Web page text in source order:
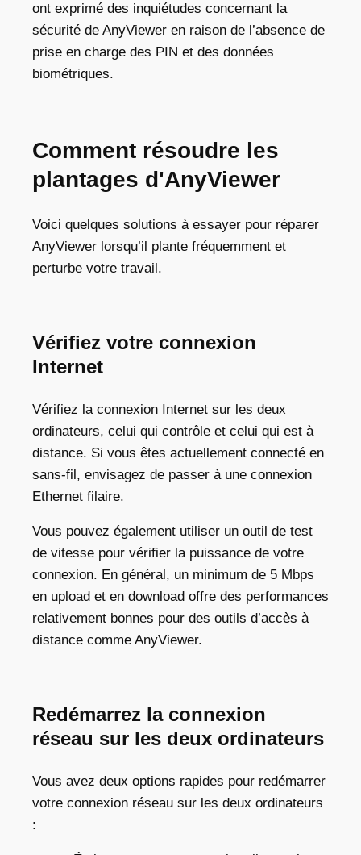
ont exprimé des inquiétudes concernant la
sécurité de AnyViewer en raison de l’absence de
prise en charge des PIN et des données
biométriques.
Comment résoudre les
plantages d'AnyViewer
Voici quelques solutions à essayer pour réparer
AnyViewer lorsqu’il plante fréquemment et
perturbe votre travail.
Vérifiez votre connexion
Internet
Vérifiez la connexion Internet sur les deux
ordinateurs, celui qui contrôle et celui qui est à
distance. Si vous êtes actuellement connecté en
sans-fil, envisagez de passer à une connexion
Ethernet filaire.
Vous pouvez également utiliser un outil de test
de vitesse pour vérifier la puissance de votre
connexion. En général, un minimum de 5 Mbps
en upload et en download offre des performances
relativement bonnes pour des outils d’accès à
distance comme AnyViewer.
Redémarrez la connexion
réseau sur les deux ordinateurs
Vous avez deux options rapides pour redémarrer
votre connexion réseau sur les deux ordinateurs
: